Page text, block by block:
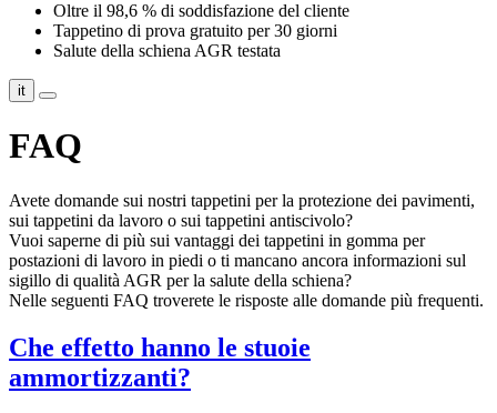
Oltre il 98,6 % di soddisfazione del cliente
Tappetino di prova gratuito per 30 giorni
Salute della schiena AGR testata
it
FAQ
Avete domande sui nostri tappetini per la protezione dei pavimenti,
sui tappetini da lavoro o sui tappetini antiscivolo?
Vuoi saperne di più sui vantaggi dei tappetini in gomma per
postazioni di lavoro in piedi o ti mancano ancora informazioni sul
sigillo di qualità AGR per la salute della schiena?
Nelle seguenti FAQ troverete le risposte alle domande più frequenti.
Che effetto hanno le stuoie
ammortizzanti?